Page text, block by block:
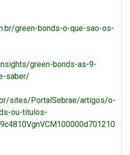
green-bonds-o-que-sao-os-
green-bonds-as-9-
saber/
sites/PortalSebrae/artigos/o-
ou-titulos-